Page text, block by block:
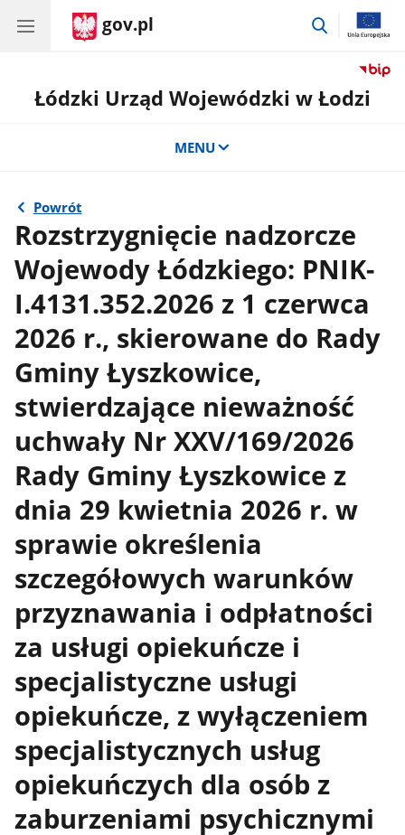
gov.pl
przejdź
Łódzki Urząd Wojewódzki w Łodzi
MENU
Powrót
Rozstrzygnięcie nadzorcze
Wojewody Łódzkiego: PNIK-
I.4131.352.2026 z 1 czerwca
2026 r., skierowane do Rady
Gminy Łyszkowice,
stwierdzające nieważność
uchwały Nr XXV/169/2026
Rady Gminy Łyszkowice z
dnia 29 kwietnia 2026 r. w
sprawie określenia
szczegółowych warunków
przyznawania i odpłatności
za usługi opiekuńcze i
specjalistyczne usługi
opiekuńcze, z wyłączeniem
specjalistycznych usług
opiekuńczych dla osób z
zaburzeniami psychicznymi